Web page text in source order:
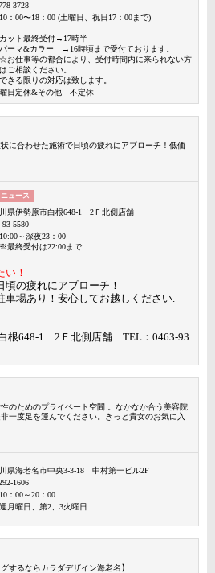
3728
10：00〜18：00 (土曜日、祝日17：00まで)
カット最終受付→17時半
パーマ&カラー →16時頃まで受付ております。
☆お仕事等の都合により、受付時間内に来られない方
はご相談ください。
できる限りの対応は致します。
曜日定休&その他 不定休
に合わせた施術で日頃の疲れにアプローチ！低価
ニュース
川県伊勢原市白根648-1 2Ｆ北側店舗
93-5580
10:00～深夜23：00
※最終受付は22:00まで
い！
の疲れにアプローチ！
車場あり！安心してお越しください.
根648-1 2Ｆ北側店舗 TEL：0463-93
のためのプライベート空間 。なかなか合う美容院
一度足を運んでください。きっと貴女のお気に入
川県海老名市中央3-3-18 中村第一ビル2F
1606
10：00～20：00
週月曜日、第2、3火曜日
するならカラダデザイン海老名】